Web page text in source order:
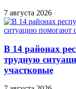
7 августа 2026
В 14 районах
трудную
участковые